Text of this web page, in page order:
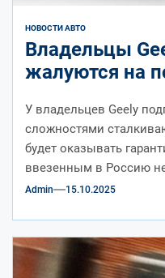
НОВОСТИ АВТО
Владельцы
жалуются на
ремонт
У владельцев Geely
сложностями
будет оказывать
ввезенным в Россию
двигателя, о...
Admin 15.10.2025